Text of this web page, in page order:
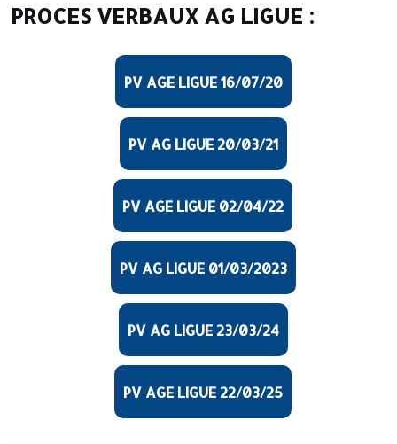
PROCES VERBAUX AG LIGUE :
PV AGE LIGUE 16/07/20
PV AG LIGUE 20/03/21
PV AGE LIGUE 02/04/22
PV AG LIGUE 01/03/2023
PV AG LIGUE 23/03/24
PV AGE LIGUE 22/03/25